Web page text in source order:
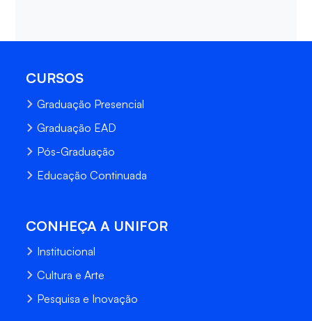
CURSOS
Graduação Presencial
Graduação EAD
Pós-Graduação
Educação Continuada
CONHEÇA A UNIFOR
Institucional
Cultura e Arte
Pesquisa e Inovação